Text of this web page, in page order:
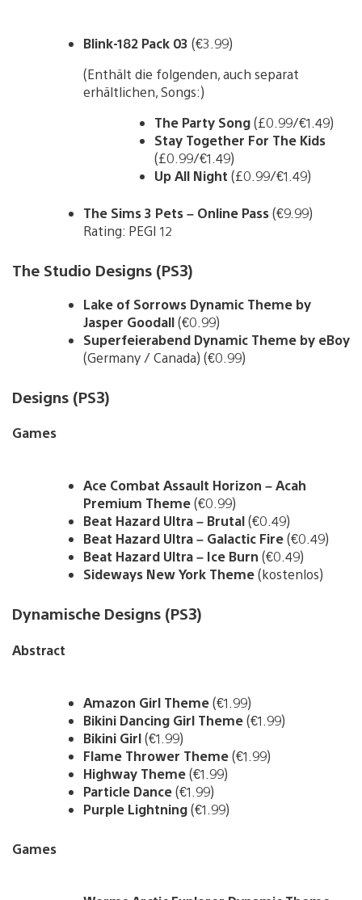
Blink-182 Pack 03 (€3.99)
(Enthält die folgenden, auch separat
erhältlichen, Songs:)
The Party Song(£0.99/€1.49)
Stay Together For The Kids
(£0.99/€1.49)
Up All Night (£0.99/€1.49)
The Sims 3 Pets – Online Pass(€9.99)
Rating: PEGI 12
The Studio Designs (PS3)
Lake of Sorrows Dynamic Theme by
Jasper Goodall(€0.99)
Superfeierabend Dynamic Theme by eBoy
(Germany / Canada) (€0.99)
Designs (PS3)
Games
Ace Combat Assault Horizon – Acah
Premium Theme(€0.99)
Beat Hazard Ultra – Brutal(€0.49)
Beat Hazard Ultra – Galactic Fire(€0.49)
Beat Hazard Ultra – Ice Burn (€0.49)
Sideways New York Theme(kostenlos)
Dynamische Designs (PS3)
Abstract
Amazon Girl Theme(€1.99)
Bikini Dancing Girl Theme(€1.99)
Bikini Girl(€1.99)
Flame Thrower Theme(€1.99)
Highway Theme(€1.99)
Particle Dance(€1.99)
Purple Lightning(€1.99)
Games